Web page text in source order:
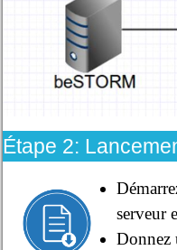
Étape 2:
serveur
Donnez